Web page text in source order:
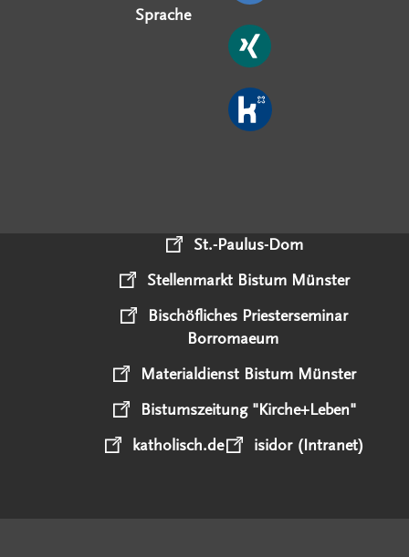
Sprache
St.-Paulus-Dom
Stellenmarkt Bistum Münster
Bischöfliches Priesterseminar
Borromaeum
Materialdienst Bistum Münster
Bistumszeitung "Kirche+Leben"
katholisch.de
isidor (Intranet)